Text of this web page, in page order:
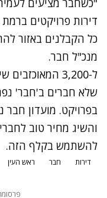
"כשחבר מציעים
דירות פרויקטים
כל הקבלנים באזור
מנכ"ל חבר.
ל-3,200
שלא חברים ב'חבר'
בפרויקט. מועדון חבר
והשיג מחיר טוב
להשתמש בקלף הזה.
דירות חבר ראש העין